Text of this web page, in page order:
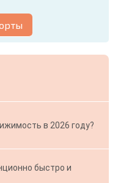
в 2026 году?
быстро и